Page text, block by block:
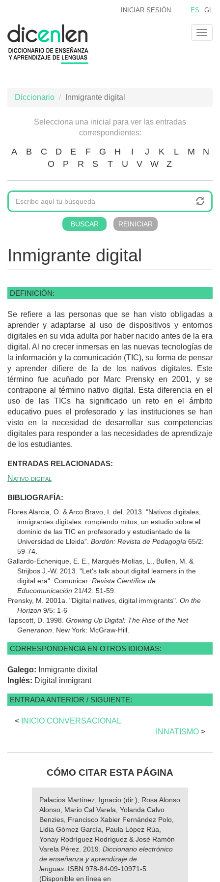
contenido
principal
ES GL
INICIAR SESIÓN
Diccionario Inmigrante digital
Selecciona una inicial para ver las entradas
correspondientes:
A B C D E F G H I J K L M
N
O
P R S T U V W Z
Inmigrante digital
DEFINICIÓN:
Se refiere a las personas que se han visto obligadas a
aprender y adaptarse al uso de dispositivos y entornos
digitales en su vida adulta por haber nacido antes de la era
digital. Al no crecer inmersas en las nuevas tecnologías de
la información y la comunicación (TIC), su forma de pensar
y aprender difiere de la de los nativos digitales. Este
término fue acuñado por Marc Prensky en 2001, y se
contrapone al término nativo digital. Esta diferencia en el
uso de las TICs ha significado un reto en el ámbito
educativo pues el profesorado y las instituciones se han
visto en la necesidad de desarrollar sus competencias
digitales para responder a las necesidades de aprendizaje
de los estudiantes.
ENTRADAS RELACIONADAS:
Nativo digital
BIBLIOGRAFÍA:
Flores Alarcia, O. & Arco Bravo, I. del. 2013. "Nativos digitales,
inmigrantes digitales: rompiendo mitos, un estudio sobre el
dominio de las TIC en profesorado y estudiantado de la
Universidad de Lleida". Bordón: Revista de Pedagogía 65/2:
59-74.
Gallardo-Echenique, E. E., Marqués-Molías, L., Bullen, M. &
Strijbos J.-W. 2013. "Let's talk about digital learners in the
digital era". Comunicar: Revista Científica de
Educomunicación 21/42: 51-59.
Prensky, M. 2001a. "Digital natives, digital immigrants". On the
Horizon 9/5: 1-6
Tapscott, D. 1998. Growing Up Digital: The Rise of the Net
Generation . New York: McGraw-Hill.
CORRESPONDENCIA EN OTROS IDIOMAS:
Galego: Inmigrante dixital
Inglés: Digital inmigrant
ENTRADA ANTERIOR / SIGUIENTE:
< INICIO CONVERSACIONAL
INNATISMO >
CÓMO CITAR ESTA PÁGINA
Palacios Martínez, Ignacio (dir.), Rosa Alonso
Alonso, Mario Cal Varela, Yolanda Calvo
Benzies, Francisco Xabier Fernández Polo,
Lidia Gómez García, Paula López Rúa,
Yonay Rodríguez Rodríguez & José Ramón
Varela Pérez. 2019. Diccionario electrónico
de enseñanza y aprendizaje de
lenguas. ISBN 978-84-09-10971-5.
(Disponible en línea en